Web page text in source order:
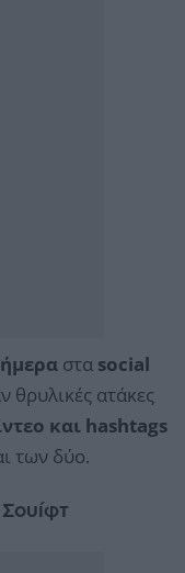
στα social
θρυλικές ατάκες
και hashtags
των δύο.